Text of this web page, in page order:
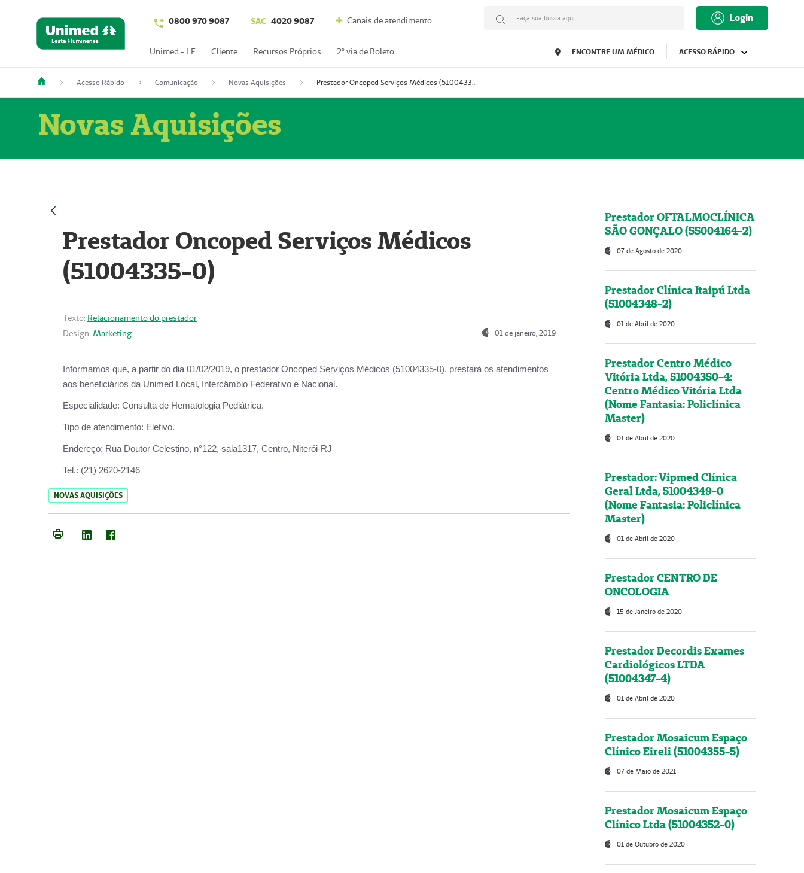
0800 970 9087 SAC 4020 9087 Canais de atendimento Faça sua busca aqui Login
Unimed - LF Cliente Recursos Próprios 2º via de Boleto ENCONTRE UM MÉDICO ACESSO RÁPIDO
Acesso Rápido Comunicação Novas Aquisições Prestador Oncoped Serviços Médicos (51004335-0)
Novas Aquisições
Prestador Oncoped Serviços Médicos
(51004335-0)
Texto: Relacionamento do prestador
Design: Marketing 01 de janeiro, 2019
Informamos que, a partir do dia 01/02/2019, o prestador Oncoped Serviços Médicos (51004335-0), prestará os atendimentos
aos beneficiários da Unimed Local, Intercâmbio Federativo e Nacional.
Especialidade: Consulta de Hematologia Pediátrica.
Tipo de atendimento: Eletivo.
Endereço: Rua Doutor Celestino, n°122, sala1317, Centro, Niterói-RJ
Tel.: (21) 2620-2146
NOVAS AQUISIÇÕES
Prestador OFTALMOCLÍNICA
SÃO GONÇALO (55004164-2)
07 de Agosto de 2020
Prestador Clínica Itaipú Ltda
(51004348-2)
01 de Abril de 2020
Prestador Centro Médico
Vitória Ltda, 51004350-4:
Centro Médico Vitória Ltda
(Nome Fantasia: Policlínica
Master)
01 de Abril de 2020
Prestador: Vipmed Clínica
Geral Ltda, 51004349-0
(Nome Fantasia: Policlínica
Master)
01 de Abril de 2020
Prestador CENTRO DE
ONCOLOGIA
15 de Janeiro de 2020
Prestador Decordis Exames
Cardiológicos LTDA
(51004347-4)
01 de Abril de 2020
Prestador Mosaicum Espaço
Clínico Eireli (51004355-5)
07 de Maio de 2021
Prestador Mosaicum Espaço
Clínico Ltda (51004352-0)
01 de Outubro de 2020